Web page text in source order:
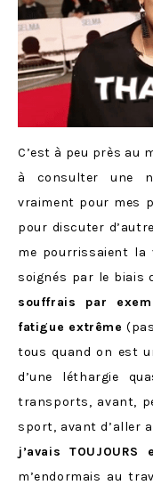
C’est à peu près au
à consulter une
vraiment pour mes
pour discuter
me pourrissaient la
soignés par le biais
souffrais par
fatigue extrême
tous quand on est
d’une léthargie
transports, avant,
sport, avant d’aller
j’avais
m’endormais au